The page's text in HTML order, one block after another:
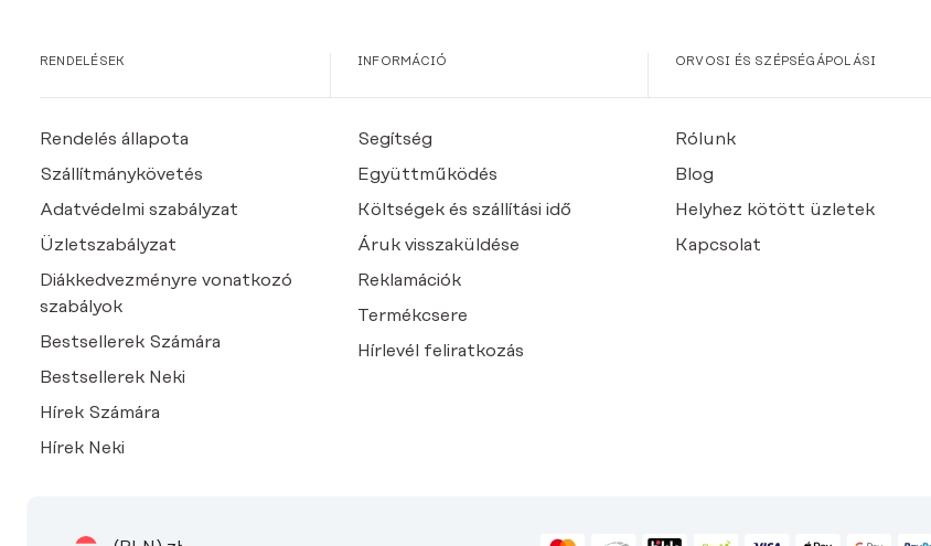
RENDELÉSEK
Rendelés állapota
Szállítmánykövetés
Adatvédelmi szabályzat
Üzletszabályzat
Diákkedvezményre vonatkozó
szabályok
Bestsellerek Számára
Bestsellerek Neki
Hírek Számára
Hírek Neki
INFORMÁCIÓ
Segítség
Együttműködés
Költségek és szállítási idő
Áruk visszaküldése
Reklamációk
Termékcsere
Hírlevél feliratkozás
ORVOSI ÉS SZÉPSÉGÁPOLÁSI
Rólunk
Blog
Helyhez kötött üzletek
Kapcsolat